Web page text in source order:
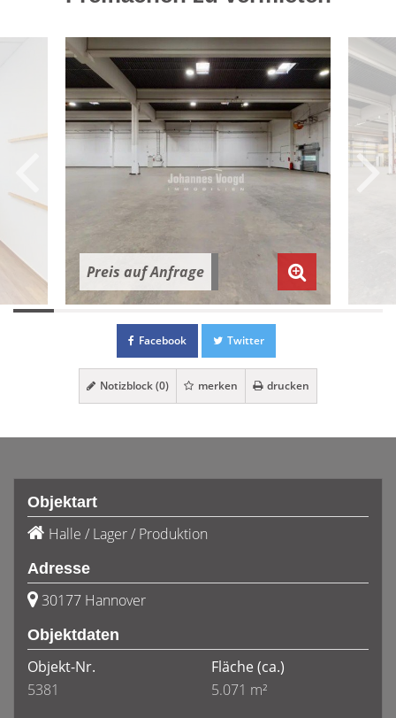
Preis auf Anfrage
Facebook Twitter
Notizblock (0) merken drucken
Objektart
Halle / Lager / Produktion
Adresse
30177 Hannover
Objektdaten
Objekt-Nr.
5381
Fläche(ca.)
5.071 m²